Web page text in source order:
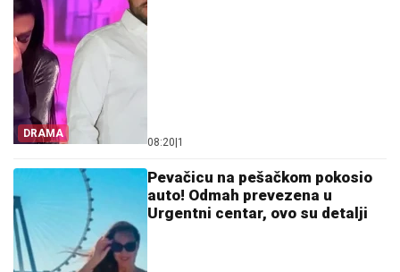
DRAMA
08:20 1
Pevačicu na pešačkom pokosio
auto! Odmah prevezena u
Urgentni centar, ovo su detalji